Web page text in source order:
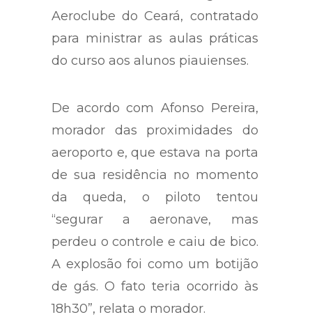
Aeroclube do Ceará, contratado
para ministrar as aulas práticas
do curso aos alunos piauienses.
De acordo com Afonso Pereira,
morador das proximidades do
aeroporto e, que estava na porta
de sua residência no momento
da queda, o piloto tentou
“segurar a aeronave, mas
perdeu o controle e caiu de bico.
A explosão foi como um botijão
de gás. O fato teria ocorrido às
18h30”, relata o morador.